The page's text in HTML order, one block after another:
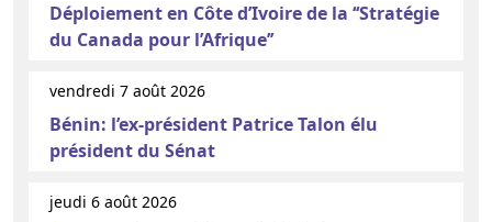
Déploiement en Côte d’Ivoire de la ‘‘Stratégie
du Canada pour l’Afrique’’
vendredi 7 août 2026
Bénin: l’ex-président Patrice Talon élu
président du Sénat
jeudi 6 août 2026